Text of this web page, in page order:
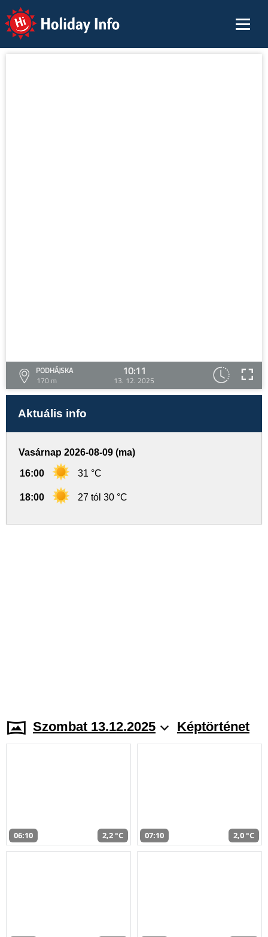
Holiday Info
PODHÁJSKA
170 m
10:11
13. 12. 2025
Aktuális info
Vasárnap 2026-08-09 (ma)
16:00 31 °C
18:00 27 tól 30 °C
Szombat 13.12.2025 Képtörténet
06:10 2,2 °C 07:10 2,0 °C